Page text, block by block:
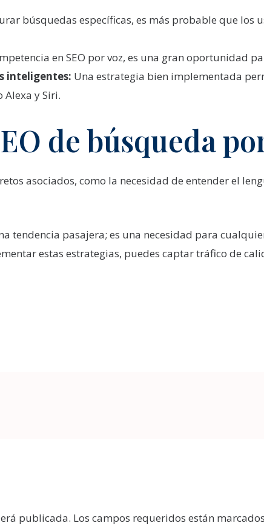
búsquedas específicas, es más probable que los
en SEO por voz, es una gran oportunidad
inteligentes: Una estrategia bien implementada
Alexa y Siri.
de búsqueda
asociados, como la necesidad de entender el
tendencia pasajera; es una necesidad para
estas estrategias, puedes captar tráfico de
publicada. Los campos requeridos están